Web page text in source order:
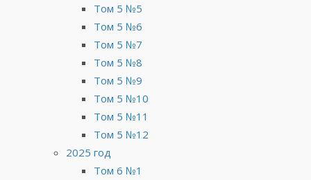
Том 5 №5
Том 5 №6
Том 5 №7
Том 5 №8
Том 5 №9
Том 5 №10
Том 5 №11
Том 5 №12
2025 год
Том 6 №1